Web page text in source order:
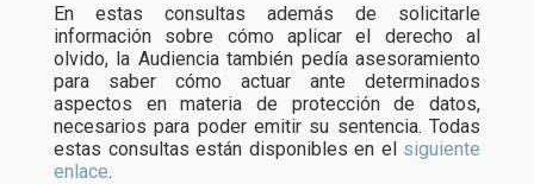
En estas consultas además de solicitarle
información sobre cómo aplicar el derecho al
olvido, la Audiencia también pedía asesoramiento
para saber cómo actuar ante determinados
aspectos en materia de protección de datos,
necesarios para poder emitir su sentencia. Todas
estas consultas están disponibles en el siguiente
enlace.